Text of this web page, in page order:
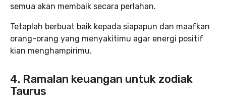
semua akan membaik secara perlahan.
Tetaplah berbuat baik kepada siapapun dan maafkan
orang-orang yang menyakitimu agar energi positif
kian menghampirimu.
4. Ramalan keuangan untuk zodiak
Taurus